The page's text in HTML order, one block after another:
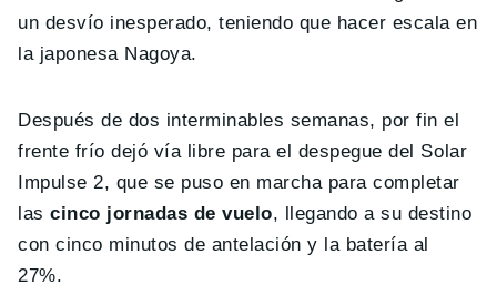
un desvío inesperado, teniendo que hacer escala en
la japonesa Nagoya.
Después de dos interminables semanas, por fin el
frente frío dejó vía libre para el despegue del Solar
Impulse 2, que se puso en marcha para completar
lascinco jornadas de vuelo, llegando a su destino
con cinco minutos de antelación y la batería al
27%.